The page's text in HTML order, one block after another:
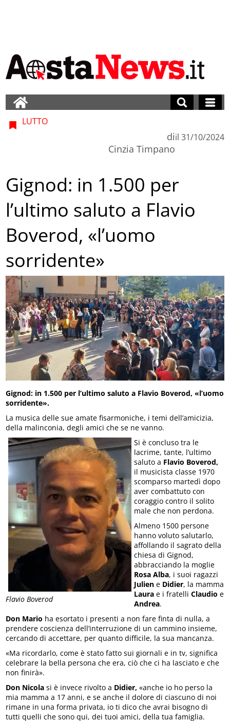
LUTTO
di
Cinzia Timpano
il 31/10/2024
Gignod: in 1.500 per
l’ultimo saluto a Flavio
Boverod, «l’uomo
sorridente»
Gignod: in 1.500 per l’ultimo saluto a Flavio Boverod, «l’uomo
sorridente».
La musica delle sue amate fisarmoniche, i temi dell’amicizia,
della malinconia, degli amici che se ne vanno.
Flavio Boverod
Si è concluso tra le
lacrime, tante, l’ultimo
saluto a Flavio Boverod,
il musicista classe 1970
scomparso martedì dopo
aver combattuto con
coraggio contro il solito
male che non perdona.
Almeno 1500 persone
hanno voluto salutarlo,
affollando il sagrato della
chiesa di Gignod,
abbracciando la moglie
Rosa Alba, i suoi ragazzi
Julien e Didier, la mamma
Laura e i fratelliClaudio e
Andrea.
Don Mario ha esortato i presenti a non fare finta di nulla, a
prendere coscienza dell’interruzione di un cammino insieme,
cercando di accettare, per quanto difficile, la sua mancanza.
«Ma ricordarlo, come è stato fatto sui giornali e in tv, significa
celebrare la bella persona che era, ciò che ci ha lasciato e che
non finirà».
Don Nicola si è invece rivolto a Didier, «anche io ho perso la
mia mamma a 17 anni, e se anche il dolore di ciascuno di noi
rimane in una forma privata, io ti dico che avrai bisogno di
tutti quelli che sono qui, dei tuoi amici, della tua famiglia.